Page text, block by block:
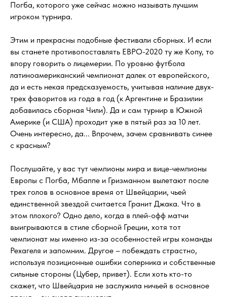
Погба, которого уже сейчас можно называть лучшим
игроком турнира.
Этим и прекрасны подобные фестивали сборных. И если
вы станете противопоставлять ЕВРО-2020 ту же Копу, то
впору говорить о лицемерии. По уровню футбола
латиноамериканский чемпионат далек от европейского,
да и есть некая предсказуемость, учитывая наличие двух-
трех фаворитов из года в год (к Аргентине и Бразилии
добавилась сборная Чили). Да и сам турнир в Южной
Америке (и США) проходит уже в пятый раз за 10 лет.
Очень интересно, да... Впрочем, зачем сравнивать синее
с красным?
Послушайте, у вас тут чемпионы мира и вице-чемпионы
Европы с Погба, Мбаппе и Гризманном вылетают после
трех голов в основное время от Швейцарии, чьей
единственной звездой считается Гранит Джака. Что в
этом плохого? Одно дело, когда в плей-офф матчи
выигрываются в стиле сборной Греции, хотя тот
чемпионат мы именно из-за особенностей игры команды
Рехагеля и запомним. Другое – побеждать страстно,
используя позиционные ошибки соперника и собственные
сильные стороны (Цубер, привет). Если хоть кто-то
скажет, что Швейцария не заслужила ничьей в основное